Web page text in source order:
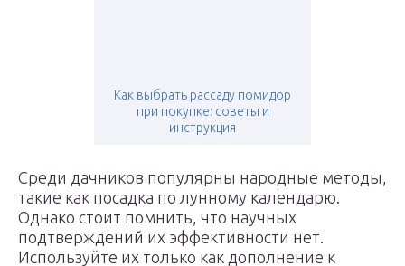
Как выбрать рассаду помидор
при покупке: советы и
инструкция
Среди дачников популярны народные методы,
такие как посадка по лунному календарю.
Однако стоит помнить, что научных
подтверждений их эффективности нет.
Используйте их только как дополнение к